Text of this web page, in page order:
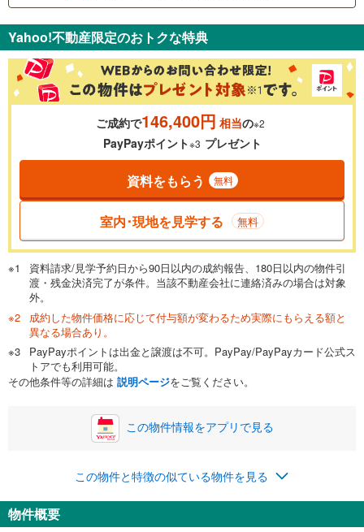
金利 ％
0.01%
一般的には最長35年まで借り入れ可能です。多くの金融機関
が完済時の年齢は80歳までを条件としています。
閉じる
頭金 万円
0万円 4,880万円
自己資金から住宅購入にかけられる金額を入力してくださ
い。一般的には物件価格の2割までが目安です。
閉じる
ボーナス
万円
0円
ナス時の増額分（1回分）を入力してください。
ボーナス払いの限度額は金融機関によって異なります。
閉じる
月々の返済額
Yahoo!不動産限定のおトクな特典
ご成約で146,400円 相当の※2
PayPayポイント※3 プレゼント
資料をもらう 無料
室内･現地を見学する 無料
資料請求/見学予約日から90日以内の成約報告、180日以内の物件引
渡・残金決済完了が条件。当該不動産会社に連絡済みの場合は対象
外。
成約した物件価格に応じて付与額が変わるため実際にもらえる額と
異なる場合あり。
PayPayポイントは出金と譲渡は不可。PayPay/PayPayカード公式ス
トアでも利用可能。
その他条件等の詳細は 説明ページをご覧ください。
この物件情報をアプリで見る
この物件と特徴の似ている物件を見る
物件概要